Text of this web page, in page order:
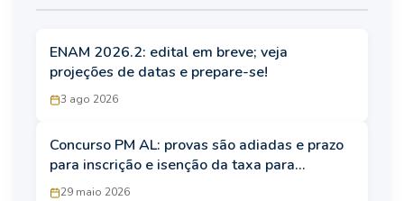
ENAM 2026.2: edital em breve; veja
projeções de datas e prepare-se!
3 ago 2026
Concurso PM AL: provas são adiadas e prazo
para inscrição e isenção da taxa para
candidatos com TEA é reaberto
29 maio 2026